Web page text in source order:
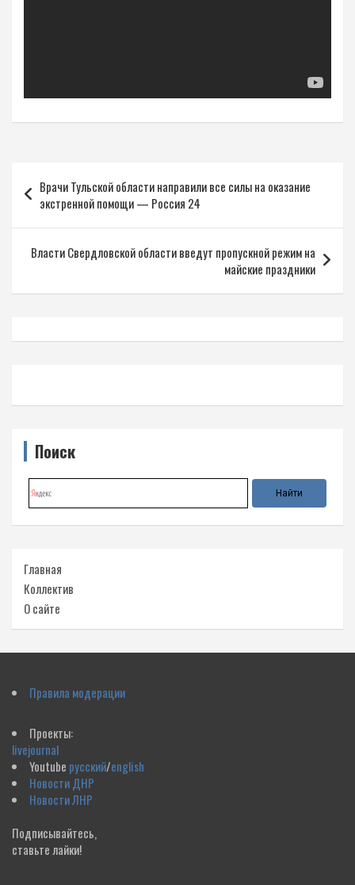
по
записям
Врачи Тульской области направили все силы на оказание
экстренной помощи — Россия 24
Власти Свердловской области введут пропускной режим на
майские праздники
Поиск
Главная
Коллектив
О сайте
Правила модерации
Проекты:
livejournal
Youtube русский/english
Новости ДНР
Новости ЛНР
Подписывайтесь,
ставьте лайки!